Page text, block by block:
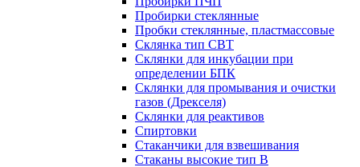
Пробирки стеклянные
Пробки стеклянные, пластмассовые
Склянка тип СВТ
Склянки для инкубации при
определении БПК
Склянки для промывания и очистки
газов (Дрекселя)
Склянки для реактивов
Спиртовки
Стаканчики для взвешивания
Стаканы высокие тип В